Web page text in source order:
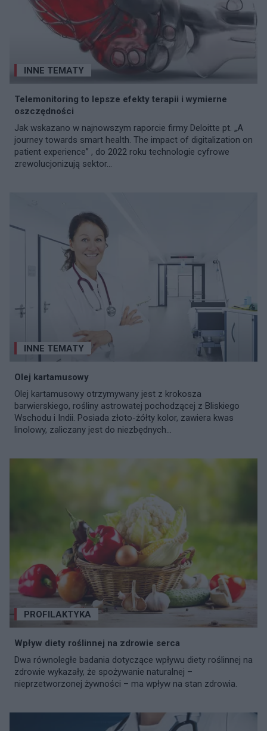
INNE TEMATY
Telemonitoring to lepsze efekty terapii i wymierne
oszczędności
Jak wskazano w najnowszym raporcie firmy Deloitte pt. „A
journey towards smart health. The impact of digitalization on
patient experience” , do 2022 roku technologie cyfrowe
zrewolucjonizują sektor...
INNE TEMATY
Olej kartamusowy
Olej kartamusowy otrzymywany jest z krokosza
barwierskiego, rośliny astrowatej pochodzącej z Bliskiego
Wschodu i Indii. Posiada złoto-żółty kolor, zawiera kwas
linolowy, zaliczany jest do niezbędnych...
PROFILAKTYKA
Wpływ diety roślinnej na zdrowie serca
Dwa równoległe badania dotyczące wpływu diety roślinnej na
zdrowie wykazały, że spożywanie naturalnej –
nieprzetworzonej żywności – ma wpływ na stan zdrowia.